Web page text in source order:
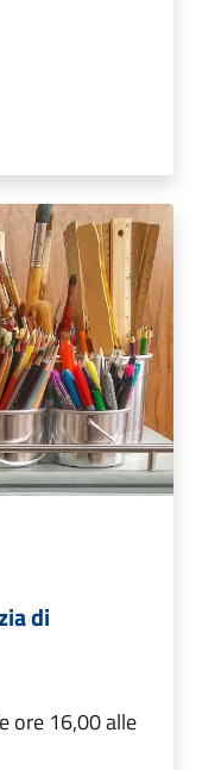
di
ore 16,00 alle